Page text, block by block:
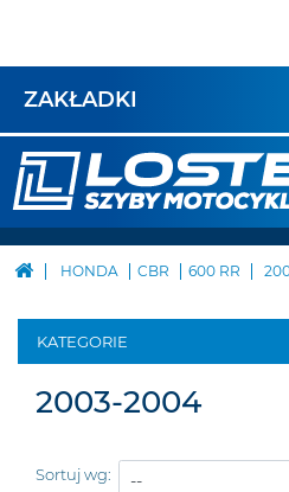
ZAKŁADKI
HONDA CBR 600 RR
KATEGORIE
2003-2004
Sortuj wg: